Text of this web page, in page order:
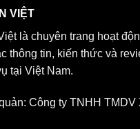
VIỆT
là chuyên trang hoạt
thông tin, kiến thức và
tại Việt Nam.
Công ty TNHH TMDV